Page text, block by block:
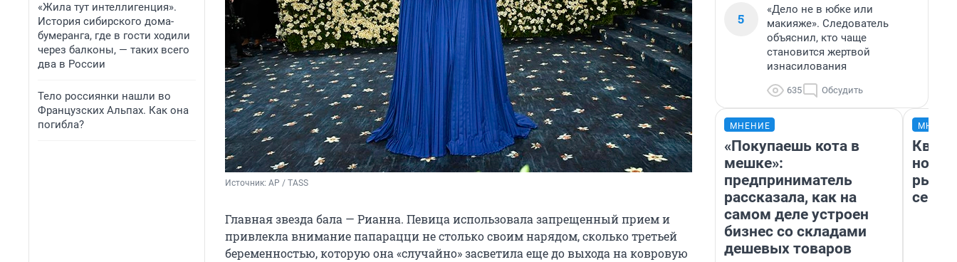
«Жила тут интеллигенция».
История сибирского дома-
бумеранга, где в гости ходили
через балконы, — таких всего
два в России
Тело россиянки нашли во
Французских Альпах. Как она
погибла?
Источник: AP / TASS
Главная звезда бала — Рианна. Певица использовала запрещенный прием и
привлекла внимание папарацци не столько своим нарядом, сколько третьей
беременностью, которую она «случайно» засветила еще до выхода на ковровую
5
«Дело не в юбке или
макияже». Следователь
объяснил, кто чаще
становится жертвой
изнасилования
635 Обсудить
МНЕНИЕ
«Покупаешь кота в
мешке»:
предприниматель
рассказала, как на
самом деле устроен
бизнес со складами
дешевых товаров
но